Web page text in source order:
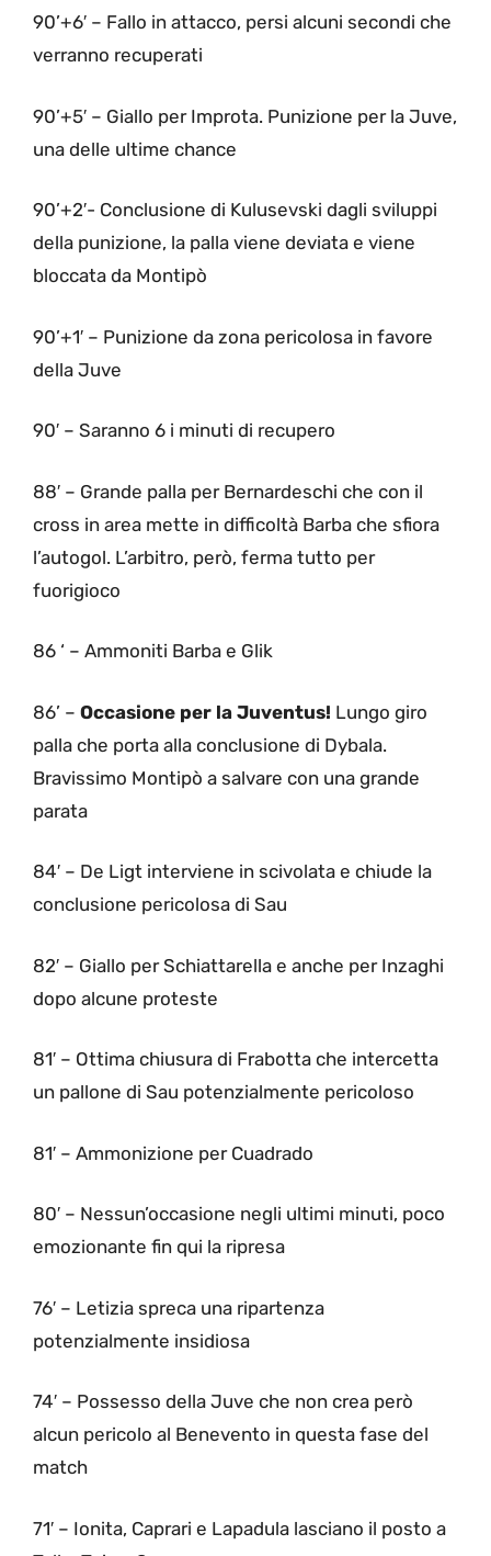
90’+6′ – Fallo in attacco, persi alcuni secondi che
verranno recuperati
90’+5′ – Giallo per Improta. Punizione per la Juve,
una delle ultime chance
90’+2′- Conclusione di Kulusevski dagli sviluppi
della punizione, la palla viene deviata e viene
bloccata da Montipò
90’+1′ – Punizione da zona pericolosa in favore
della Juve
90′ – Saranno 6 i minuti di recupero
88′ – Grande palla per Bernardeschi che con il
cross in area mette in difficoltà Barba che sfiora
l’autogol. L’arbitro, però, ferma tutto per
fuorigioco
86 ‘ – Ammoniti Barba e Glik
86’ – Occasione per la Juventus! Lungo giro
palla che porta alla conclusione di Dybala.
Bravissimo Montipò a salvare con una grande
parata
84′ – De Ligt interviene in scivolata e chiude la
conclusione pericolosa di Sau
82′ – Giallo per Schiattarella e anche per Inzaghi
dopo alcune proteste
81′ – Ottima chiusura di Frabotta che intercetta
un pallone di Sau potenzialmente pericoloso
81′ – Ammonizione per Cuadrado
80′ – Nessun’occasione negli ultimi minuti, poco
emozionante fin qui la ripresa
76′ – Letizia spreca una ripartenza
potenzialmente insidiosa
74′ – Possesso della Juve che non crea però
alcun pericolo al Benevento in questa fase del
match
71′ – Ionita, Caprari e Lapadula lasciano il posto a